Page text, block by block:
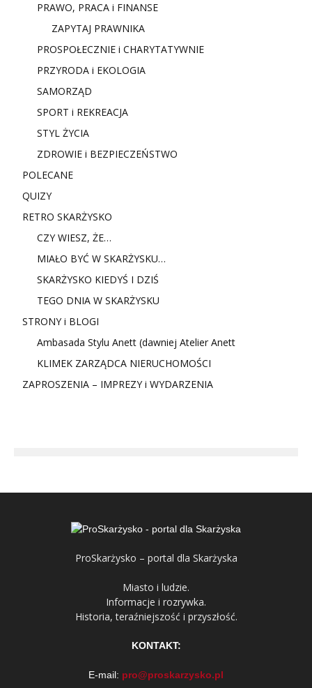
PRAWO, PRACA i FINANSE
ZAPYTAJ PRAWNIKA
PROSPOŁECZNIE i CHARYTATYWNIE
PRZYRODA i EKOLOGIA
SAMORZĄD
SPORT i REKREACJA
STYL ŻYCIA
ZDROWIE i BEZPIECZEŃSTWO
POLECANE
QUIZY
RETRO SKARŻYSKO
CZY WIESZ, ŻE…
MIAŁO BYĆ W SKARŻYSKU…
SKARŻYSKO KIEDYŚ I DZIŚ
TEGO DNIA W SKARŻYSKU
STRONY i BLOGI
Ambasada Stylu Anett (dawniej Atelier Anett
KLIMEK ZARZĄDCA NIERUCHOMOŚCI
ZAPROSZENIA – IMPREZY i WYDARZENIA
ProSkarżysko – portal dla Skarżyska
Miasto i ludzie.
Informacje i rozrywka.
Historia, teraźniejszość i przyszłość.
KONTAKT:
E-mail: pro@proskarzysko.pl